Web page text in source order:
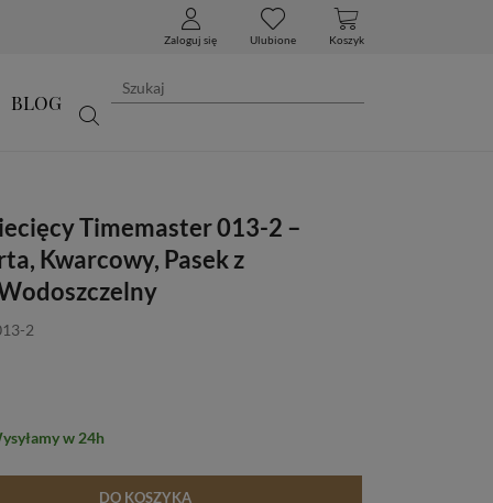
Zaloguj się Ulubione Koszyk
BLOG
Timemaster 013-2 –
Kwarcowy, Pasek z
2
w 24h
DO KOSZYKA